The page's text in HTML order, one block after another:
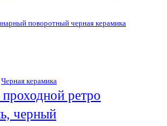
Черная керамика
ретро
черный